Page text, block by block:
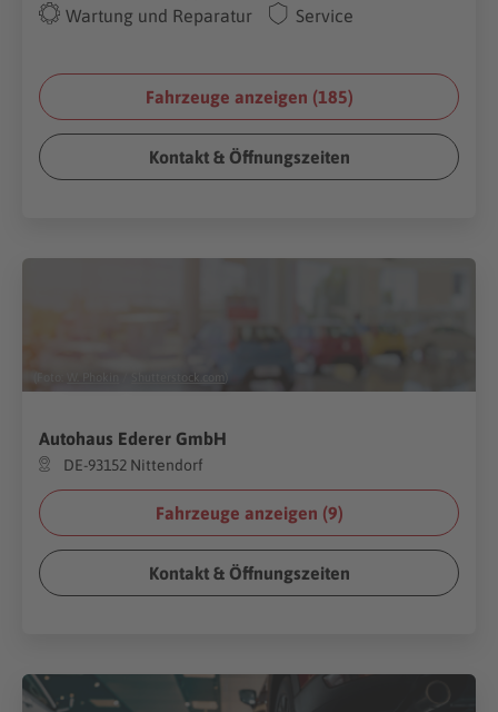
Wartung und Reparatur
Service
Fahrzeuge anzeigen (185)
Kontakt & Öffnungszeiten
Shutterstock.com
Autohaus Ederer GmbH
DE-93152 Nittendorf
Fahrzeuge anzeigen (9)
Kontakt & Öffnungszeiten